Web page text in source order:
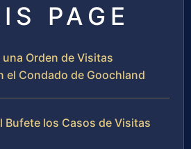
PAGE
Orden de Visitas
el Condado de Goochland
Bufete los Casos de Visitas